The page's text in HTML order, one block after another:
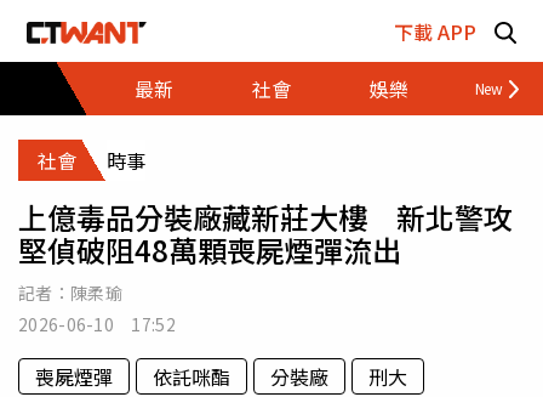
下載 APP
最新
社會 娛樂 財經
社會 時事
上億毒品分裝廠藏新莊大樓 新北警攻
堅偵破阻48萬顆喪屍煙彈流出
記者： 陳柔瑜
2026-06-10 17:52
喪屍煙彈 依託咪酯 分裝廠 刑大